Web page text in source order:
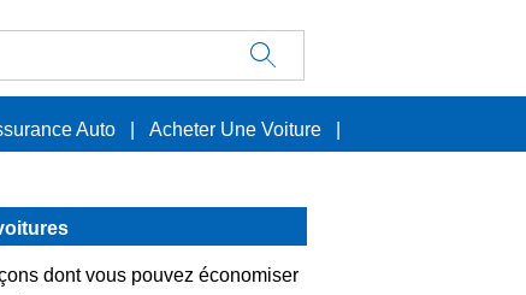
Auto Acheter Une Voiture
dont vous pouvez économiser